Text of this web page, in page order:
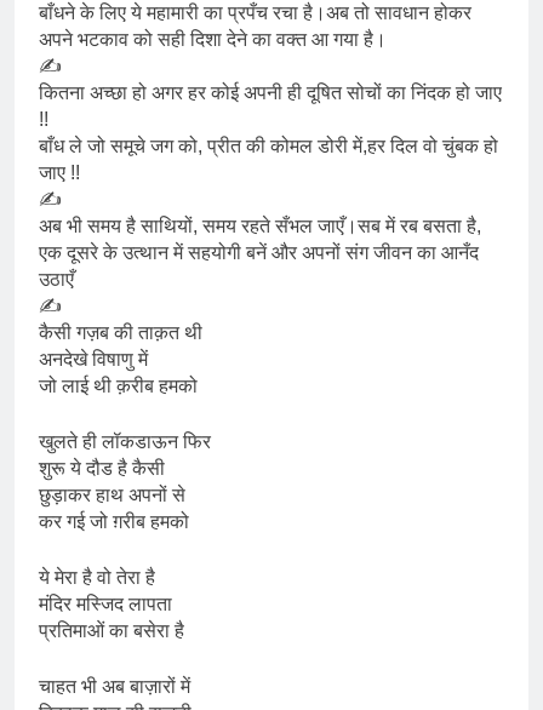
बाँधने के लिए ये महामारी का प्रपँच रचा है।अब तो सावधान होकर
अपने भटकाव को सही दिशा देने का वक्त आ गया है।
✍️
कितना अच्छा हो अगर हर कोई अपनी ही दूषित सोचों का निंदक हो जाए
!!
बाँध ले जो समूचे जग को, प्रीत की कोमल डोरी में,हर दिल वो चुंबक हो
जाए !!
✍️
अब भी समय है साथियों, समय रहते सँभल जाएँ।सब में रब बसता है,
एक दूसरे के उत्थान में सहयोगी बनें और अपनों संग जीवन का आनँद
उठाएँ
✍️
कैसी गज़ब की ताक़त थी
अनदेखे विषाणु में
जो लाई थी क़रीब हमको
खुलते ही लॉकडाऊन फिर
शुरू ये दौड है कैसी
छुड़ाकर हाथ अपनों से
कर गई जो ग़रीब हमको
ये मेरा है वो तेरा है
मंदिर मस्जिद लापता
प्रतिमाओं का बसेरा है
चाहत भी अब बाज़ारों में